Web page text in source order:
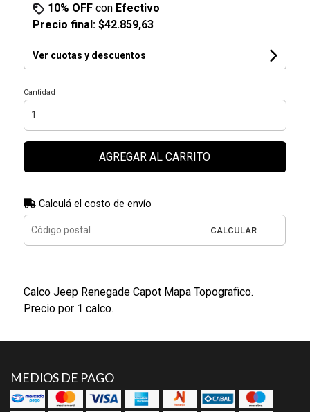
10% OFFcon Efectivo
Precio final: $42.859,63
Ver cuotas y descuentos
Cantidad
AGREGAR AL CARRITO
Calculá el costo de envío
CALCULAR
Calco Jeep Renegade Capot Mapa Topografico.
Precio por 1 calco.
MEDIOS DE PAGO